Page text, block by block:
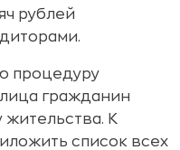
рублей
процедуру
гражданин
К
список всех